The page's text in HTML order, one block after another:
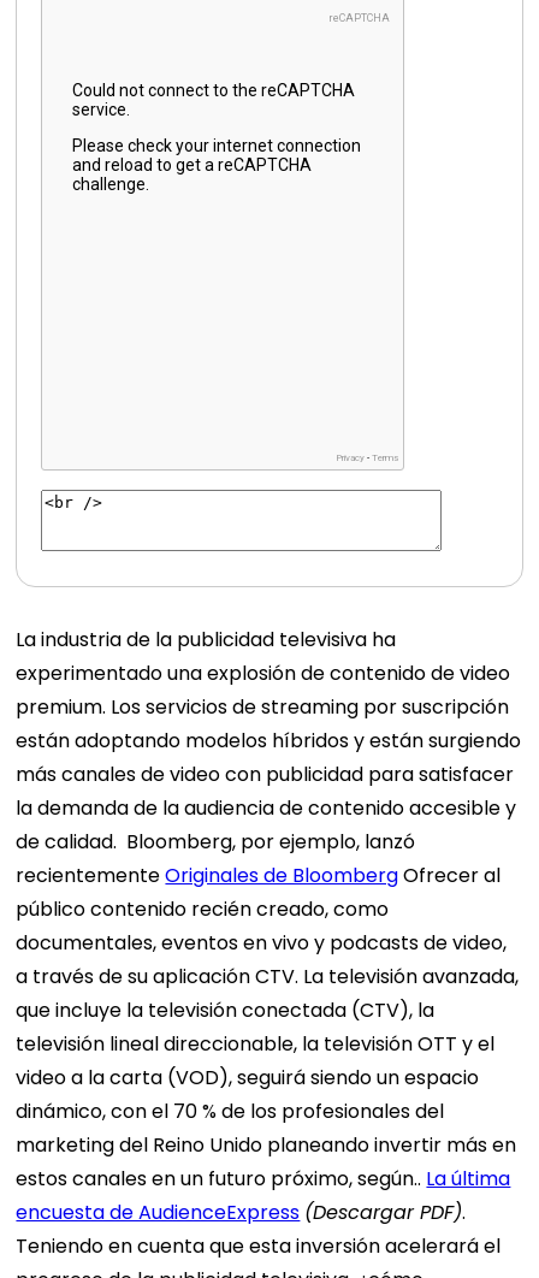
La industria de la publicidad televisiva ha
experimentado una explosión de contenido de video
premium. Los servicios de streaming por suscripción
están adoptando modelos híbridos y están surgiendo
más canales de video con publicidad para satisfacer
la demanda de la audiencia de contenido accesible y
de calidad. Bloomberg, por ejemplo, lanzó
recientementeOriginales de BloombergOfrecer al
público contenido recién creado, como
documentales, eventos en vivo y podcasts de video,
a través de su aplicación CTV. La televisión avanzada,
que incluye la televisión conectada (CTV), la
televisión lineal direccionable, la televisión OTT y el
video a la carta (VOD), seguirá siendo un espacio
dinámico, con el 70 % de los profesionales del
marketing del Reino Unido planeando invertir más en
estos canales en un futuro próximo, según.. La última
encuesta de AudienceExpress (Descargar PDF).
Teniendo en cuenta que esta inversión acelerará el